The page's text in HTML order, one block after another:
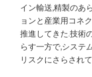
イン輸送,精製のあ
ョンと産業用コネ
推進してきた.技術
らす一方で,システ
リスクにさらされ